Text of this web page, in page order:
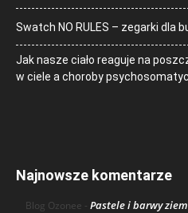
Swatch NO RULES – zegarki dla
Jak nasze ciało reaguje na
w ciele a choroby
Najnowsze komentarze
Blog Ozonee - Pastele i barwy